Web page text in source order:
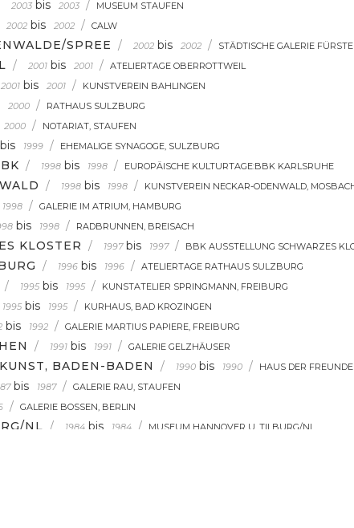
2003 bis 2003 / MUSEUM STAUFEN
2002 bis 2002 / CALW
SPREE / 2002 bis 2002 / STÄDTISCHE GALERIE
/ 2001 bis 2001 / ATELIERTAGE OBERROTTWEIL
2001 bis 2001 / KUNSTVEREIN BAHLINGEN
2000 / RATHAUS SULZBURG
2000 / NOTARIAT, STAUFEN
bis 1999 / EHEMALIGE SYNAGOGE, SULZBURG
/ 1998 bis 1998 / EUROPÄISCHE KULTURTAGE:BBK KARLSRUHE
/ 1998 bis 1998 / KUNSTVEREIN NECKAR-ODENWALD,
1998 / GALERIE IM ATRIUM, HAMBURG
bis 1998 / RADBRUNNEN, BREISACH
KLOSTER / 1997 bis 1997 / BBK AUSSTELLUNG SCHWARZES
/ 1996 bis 1996 / ATELIERTAGE RATHAUS SULZBURG
/ 1995 bis 1995 / KUNSTATELIER SPRINGMANN, FREIBURG
1995 bis 1995 / KURHAUS, BAD KROZINGEN
bis 1992 / GALERIE MARTIUS PAPIERE, FREIBURG
/ 1991 bis 1991 / GALERIE GELZHÄUSER
BADEN-BADEN / 1990 bis 1990 / HAUS DER
bis 1987 / GALERIE RAU, STAUFEN
/ GALERIE BOSSEN, BERLIN
NL / 1984 bis 1984 / MUSEUM HANNOVER U. TILBURG/NL